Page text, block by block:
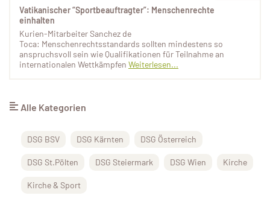
Vatikanischer “Sportbeauftragter”: Menschenrechte
einhalten
Kurien-Mitarbeiter Sanchez de
Toca: Menschenrechtsstandards sollten mindestens so
anspruchsvoll sein wie Qualifikationen für Teilnahme an
internationalen Wettkämpfen Weiterlesen...
Alle Kategorien
DSG BSV DSG Kärnten DSG Österreich
DSG St.Pölten DSG Steiermark DSG Wien Kirche
Kirche & Sport